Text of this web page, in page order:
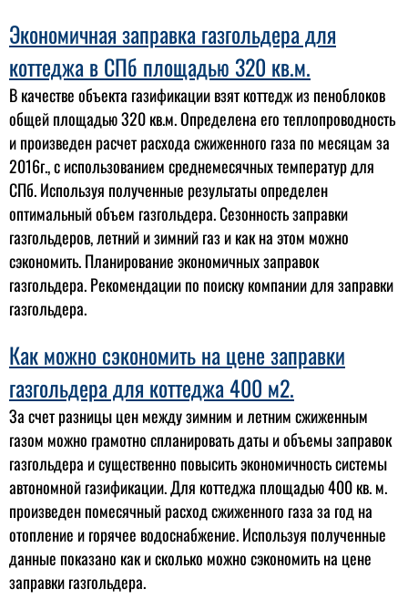
Экономичная заправка газгольдера для
коттеджа в СПб площадью 320 кв.м.
В качестве объекта газификации взят коттедж из пеноблоков
общей площадью 320 кв.м. Определена его теплопроводность
и произведен расчет расхода сжиженного газа по месяцам за
2016г., с использованием среднемесячных температур для
СПб. Используя полученные результаты определен
оптимальный объем газгольдера. Сезонность заправки
газгольдеров, летний и зимний газ и как на этом можно
сэкономить. Планирование экономичных заправок
газгольдера. Рекомендации по поиску компании для заправки
газгольдера.
Как можно сэкономить на цене заправки
газгольдера для коттеджа 400 м2.
За счет разницы цен между зимним и летним сжиженным
газом можно грамотно спланировать даты и объемы заправок
газгольдера и существенно повысить экономичность системы
автономной газификации. Для коттеджа площадью 400 кв. м.
произведен помесячный расход сжиженного газа за год на
отопление и горячее водоснабжение. Используя полученные
данные показано как и сколько можно сэкономить на цене
заправки газгольдера.